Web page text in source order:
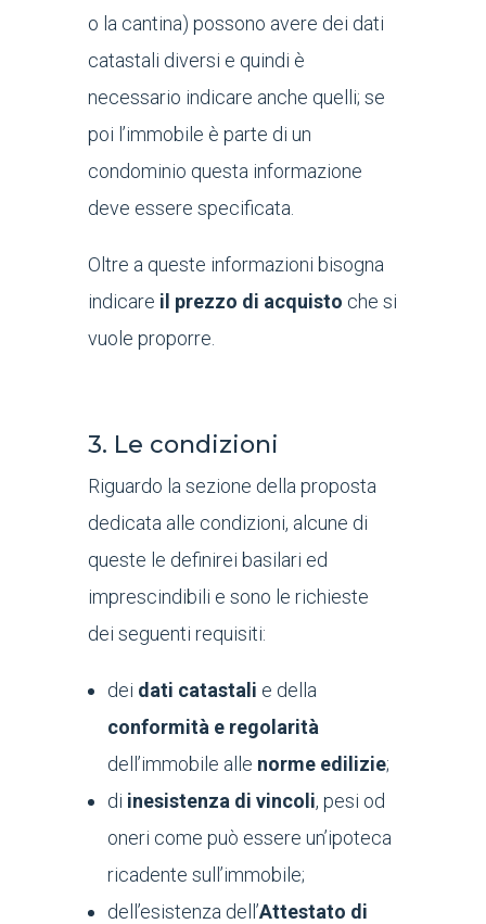
o la cantina) possono avere dei dati
catastali diversi e quindi è
necessario indicare anche quelli; se
poi l’immobile è parte di un
condominio questa informazione
deve essere specificata.
Oltre a queste informazioni bisogna
indicare il prezzo di acquisto che si
vuole proporre.
3. Le condizioni
Riguardo la sezione della proposta
dedicata alle condizioni, alcune di
queste le definirei basilari ed
imprescindibili e sono le richieste
dei seguenti requisiti:
dei dati catastali e della
conformità e regolarità
dell’immobile alle norme edilizie;
di inesistenza di vincoli, pesi od
oneri come può essere un’ipoteca
ricadente sull’immobile;
dell’esistenza dell’Attestato di